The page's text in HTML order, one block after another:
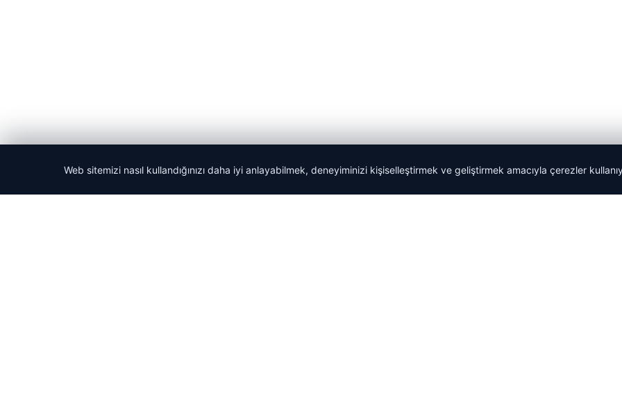
Web sitemizi nasıl kullandığınızı daha iyi anlayabilmek, deneyiminizi kişiselleştirmek ve geliştirmek amacıyla çerezler